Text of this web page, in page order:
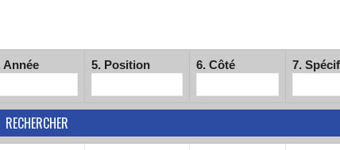
Année 5. Position 6. Côté 7.
RECHERCHER